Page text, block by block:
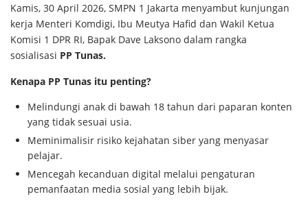
Kamis, 30 April 2026, SMPN 1 Jakarta menyambut kunjungan
kerja Menteri Komdigi, Ibu Meutya Hafid dan Wakil Ketua
Komisi 1 DPR RI, Bapak Dave Laksono dalam rangka
sosialisasi PP Tunas.
Kenapa PP Tunas itu penting?
Melindungi anak di bawah 18 tahun dari paparan konten
yang tidak sesuai usia.
Meminimalisir risiko kejahatan siber yang menyasar
pelajar.
Mencegah kecanduan digital melalui pengaturan
pemanfaatan media sosial yang lebih bijak.